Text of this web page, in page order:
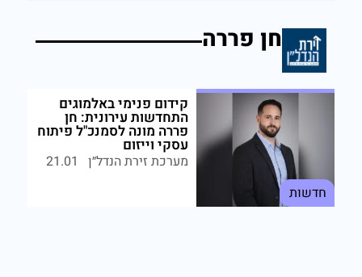
חן פררה
חדשות
קידום פנימי באלמוגים
התחדשות עירונית: חן
פררה מונה לסמנכ"ל פיתוח
עסקי וייזום
מערכת זירת הנדל״ן 21.01